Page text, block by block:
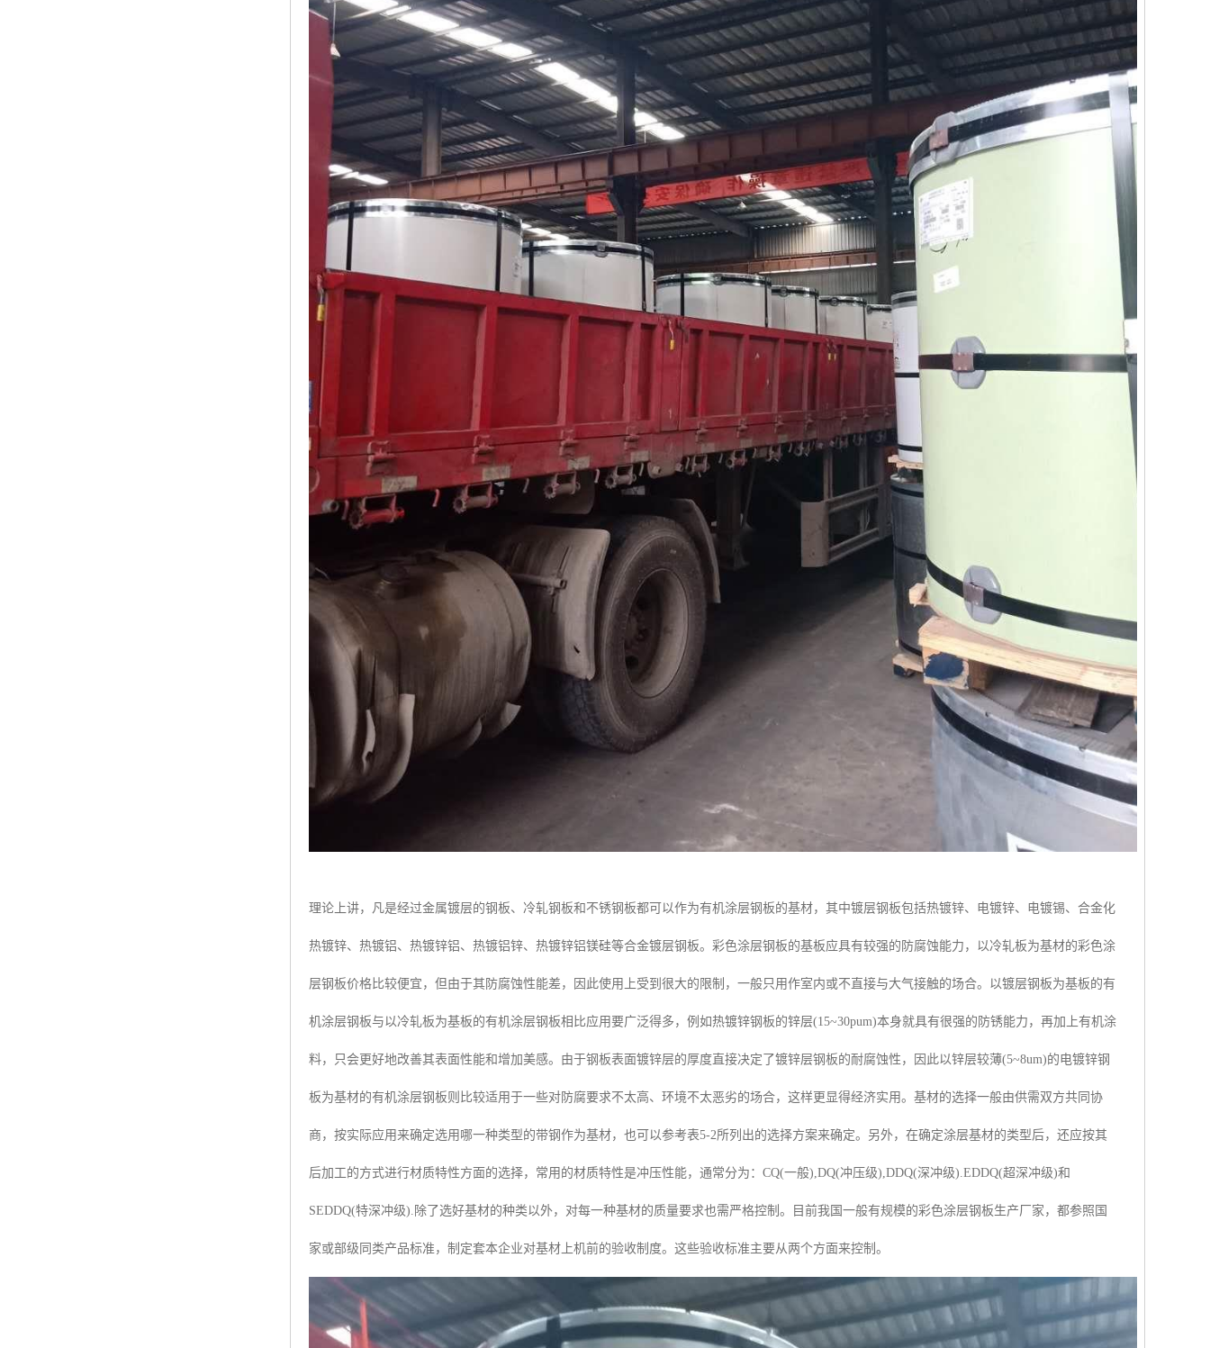
理论上讲，凡是经过金属镀层的钢板、冷轧钢板和不锈钢板都可以作为有机涂层钢板的基材，其中镀层钢板包括热镀锌、电镀锌、电镀锡、合金化
热镀锌、热镀铝、热镀锌铝、热镀铝锌、热镀锌铝镁硅等合金镀层钢板。彩色涂层钢板的基板应具有较强的防腐蚀能力，以冷轧板为基材的彩色涂
层钢板价格比较便宜，但由于其防腐蚀性能差，因此使用上受到很大的限制，一般只用作室内或不直接与大气接触的场合。以镀层钢板为基板的有
机涂层钢板与以冷轧板为基板的有机涂层钢板相比应用要广泛得多，例如热镀锌钢板的锌层(15~30pum)本身就具有很强的防锈能力，再加上有机涂
料，只会更好地改善其表面性能和增加美感。由于钢板表面镀锌层的厚度直接决定了镀锌层钢板的耐腐蚀性，因此以锌层较薄(5~8um)的电镀锌钢
板为基材的有机涂层钢板则比较适用于一些对防腐要求不太高、环境不太恶劣的场合，这样更显得经济实用。基材的选择一般由供需双方共同协
商，按实际应用来确定选用哪一种类型的带钢作为基材，也可以参考表5-2所列出的选择方案来确定。另外，在确定涂层基材的类型后，还应按其
后加工的方式进行材质特性方面的选择，常用的材质特性是冲压性能，通常分为：CQ(一般),DQ(冲压级),DDQ(深冲级).EDDQ(超深冲级)和
SEDDQ(特深冲级).除了选好基材的种类以外，对每一种基材的质量要求也需严格控制。目前我国一般有规模的彩色涂层钢板生产厂家，都参照国
家或部级同类产品标准，制定套本企业对基材上机前的验收制度。这些验收标准主要从两个方面来控制。